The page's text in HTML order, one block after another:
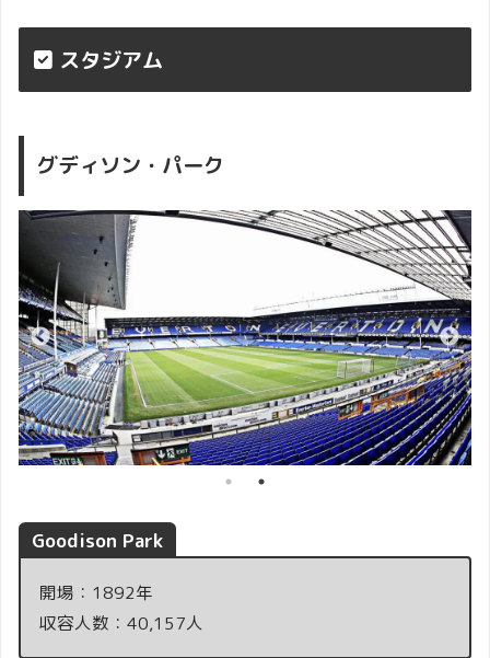
スタジアム
グディソン・パーク
Goodison Park
開場：1892年
収容人数：40,157人